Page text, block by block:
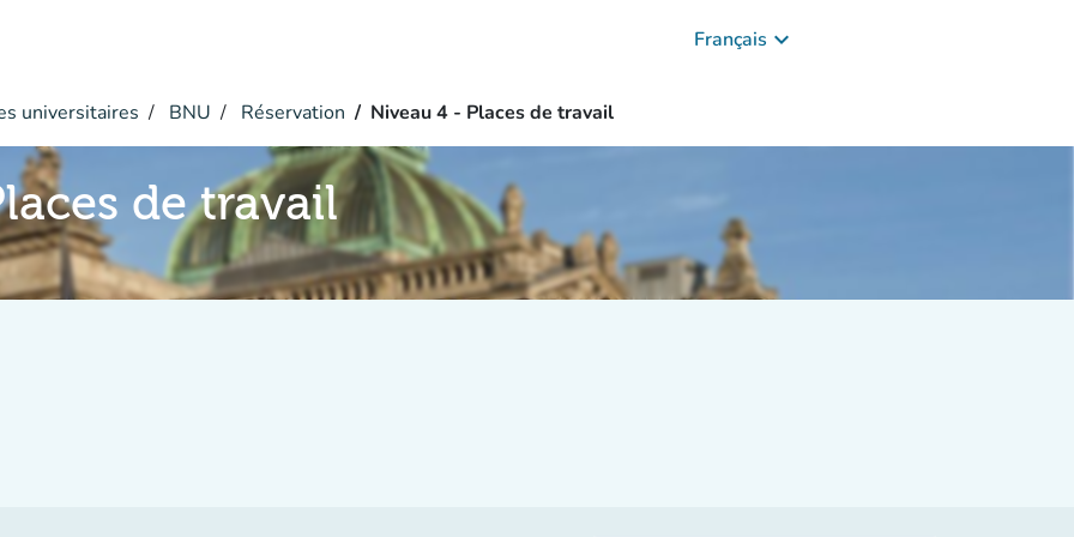
Français keyboard_arrow_down
universitaires BNU Réservation Niveau 4 - Places de travail
de travail